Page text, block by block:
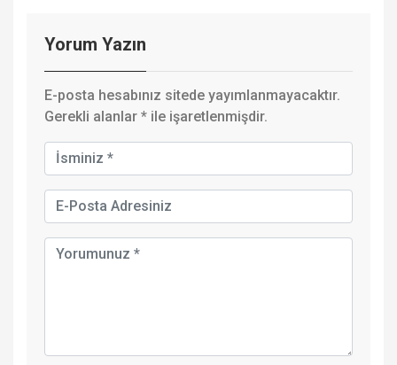
Yorum Yazın
E-posta hesabınız sitede yayımlanmayacaktır.
Gerekli alanlar * ile işaretlenmişdir.